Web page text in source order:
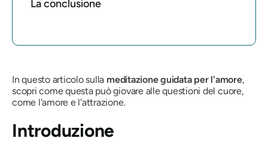
La conclusione
In questo articolo sulla meditazione guidata per l'amore,
scopri come questa può giovare alle questioni del cuore,
come l'amore e l'attrazione.
Introduzione